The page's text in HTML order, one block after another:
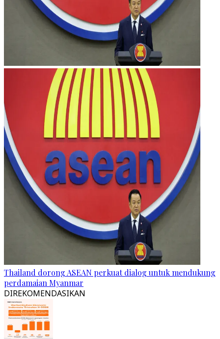
Thailand dorong ASEAN perkuat dialog untuk mendukung
perdamaian Myanmar
DIREKOMENDASIKAN